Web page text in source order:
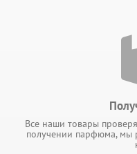
Все наши товары
получении парфюма, мы